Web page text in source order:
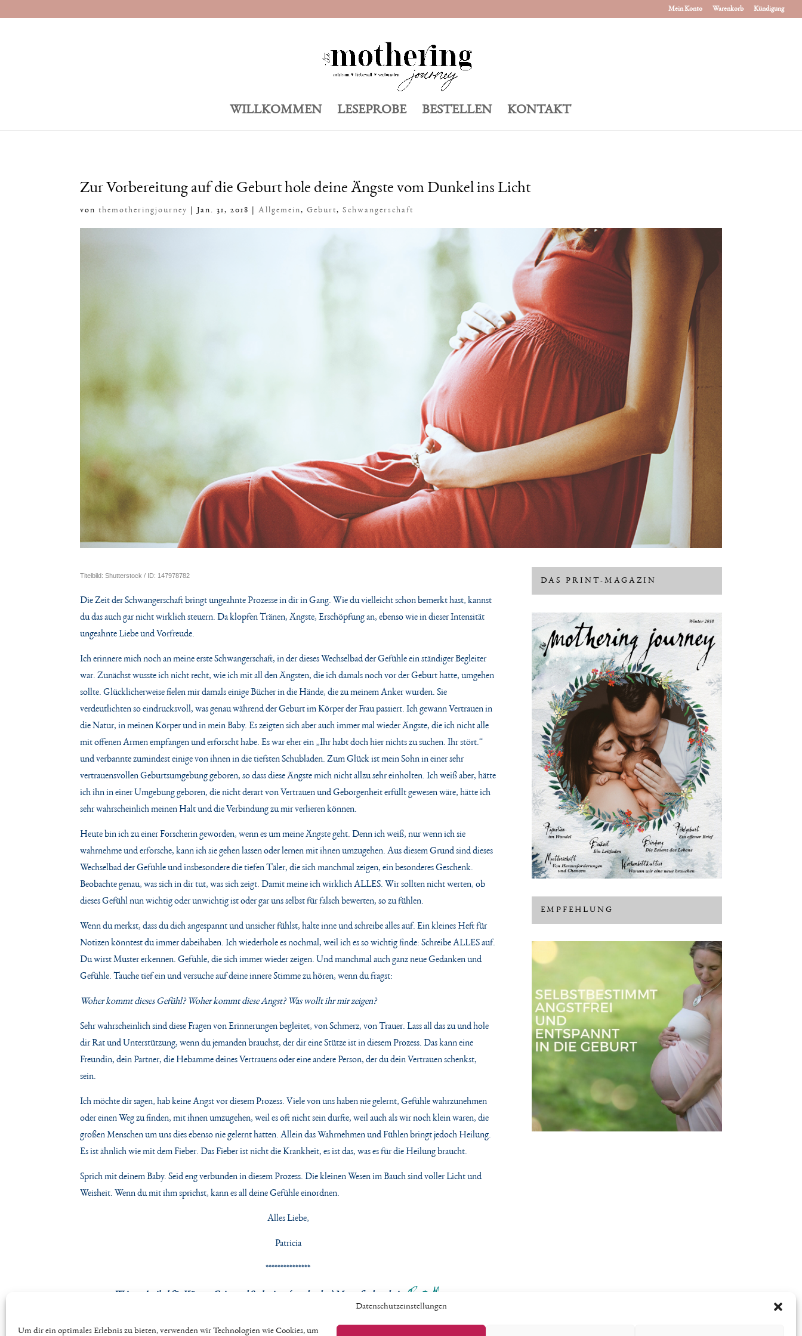
Datenschutzeinstellungen
Um dir ein optimales Erlebnis zu bieten, verwenden wir Technologien wie Cookies, um
Mein Konto Warenkorb Kündigung
WILLKOMMEN LESEPROBE BESTELLEN KONTAKT
Zur Vorbereitung auf die Geburt hole deine Ängste vom Dunkel ins Licht
vonthemotheringjourney |Jan. 31, 2018 |Allgemein,Geburt,Schwangerschaft
Titelbild: Shutterstock / ID: 147978782
Die Zeit der Schwangerschaft bringt ungeahnte Prozesse in dir in Gang. Wie du vielleicht schon bemerkt hast, kannst
du das auch gar nicht wirklich steuern. Da klopfen Tränen, Ängste, Erschöpfung an, ebenso wie in dieser Intensität
ungeahnte Liebe und Vorfreude.
Ich erinnere mich noch an meine erste Schwangerschaft, in der dieses Wechselbad der Gefühle ein ständiger Begleiter
war. Zunächst wusste ich nicht recht, wie ich mit all den Ängsten, die ich damals noch vor der Geburt hatte, umgehen
sollte. Glücklicherweise fielen mir damals einige Bücher in die Hände, die zu meinem Anker wurden. Sie
verdeutlichten so eindrucksvoll, was genau während der Geburt im Körper der Frau passiert. Ich gewann Vertrauen in
die Natur, in meinen Körper und in mein Baby. Es zeigten sich aber auch immer mal wieder Ängste, die ich nicht alle
mit offenen Armen empfangen und erforscht habe. Es war eher ein „Ihr habt doch hier nichts zu suchen. Ihr stört.“
und verbannte zumindest einige von ihnen in die tiefsten Schubladen. Zum Glück ist mein Sohn in einer sehr
vertrauensvollen Geburtsumgebung geboren, so dass diese Ängste mich nicht allzu sehr einholten. Ich weiß aber, hätte
ich ihn in einer Umgebung geboren, die nicht derart von Vertrauen und Geborgenheit erfüllt gewesen wäre, hätte ich
sehr wahrscheinlich meinen Halt und die Verbindung zu mir verlieren können.
Heute bin ich zu einer Forscherin geworden, wenn es um meine Ängste geht. Denn ich weiß, nur wenn ich sie
wahrnehme und erforsche, kann ich sie gehen lassen oder lernen mit ihnen umzugehen. Aus diesem Grund sind dieses
Wechselbad der Gefühle und insbesondere die tiefen Täler, die sich manchmal zeigen, ein besonderes Geschenk.
Beobachte genau, was sich in dir tut, was sich zeigt. Damit meine ich wirklich ALLES. Wir sollten nicht werten, ob
dieses Gefühl nun wichtig oder unwichtig ist oder gar uns selbst für falsch bewerten, so zu fühlen.
Wenn du merkst, dass du dich angespannt und unsicher fühlst, halte inne und schreibe alles auf. Ein kleines Heft für
Notizen könntest du immer dabeihaben. Ich wiederhole es nochmal, weil ich es so wichtig finde: Schreibe ALLES auf.
Du wirst Muster erkennen. Gefühle, die sich immer wieder zeigen. Und manchmal auch ganz neue Gedanken und
Gefühle. Tauche tief ein und versuche auf deine innere Stimme zu hören, wenn du fragst:
Woher kommt dieses Gefühl? Woher kommt diese Angst? Was wollt ihr mir zeigen?
Sehr wahrscheinlich sind diese Fragen von Erinnerungen begleitet, von Schmerz, von Trauer. Lass all das zu und hole
dir Rat und Unterstützung, wenn du jemanden brauchst, der dir eine Stütze ist in diesem Prozess. Das kann eine
Freundin, dein Partner, die Hebamme deines Vertrauens oder eine andere Person, der du dein Vertrauen schenkst,
sein.
Ich möchte dir sagen, hab keine Angst vor diesem Prozess. Viele von uns haben nie gelernt, Gefühle wahrzunehmen
oder einen Weg zu finden, mit ihnen umzugehen, weil es oft nicht sein durfte, weil auch als wir noch klein waren, die
großen Menschen um uns dies ebenso nie gelernt hatten. Allein das Wahrnehmen und Fühlen bringt jedoch Heilung.
Es ist ähnlich wie mit dem Fieber. Das Fieber ist nicht die Krankheit, es ist das, was es für die Heilung braucht.
Sprich mit deinem Baby. Seid eng verbunden in diesem Prozess. Die kleinen Wesen im Bauch sind voller Licht und
Weisheit. Wenn du mit ihm sprichst, kann es all deine Gefühle einordnen.
Alles Liebe,
Patricia
***************
Print-Magazin
DAS PRINT-MAGAZIN
EMPFEHLUNG